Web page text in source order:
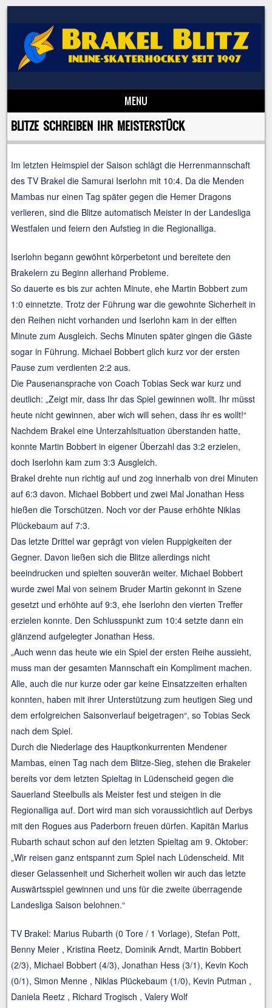
MENU
Skip to content
BLITZE SCHREIBEN IHR MEISTERSTÜCK
Im letzten Heimspiel der Saison schlägt die Herrenmannschaft
des TV Brakel die Samurai Iserlohn mit 10:4. Da die Menden
Mambas nur einen Tag später gegen die Hemer Dragons
verlieren, sind die Blitze automatisch Meister in der Landesliga
Westfalen und feiern den Aufstieg in die Regionalliga.
Iserlohn begann gewöhnt körperbetont und bereitete den
Brakelern zu Beginn allerhand Probleme.
So dauerte es bis zur achten Minute, ehe Martin Bobbert zum
1:0 einnetzte. Trotz der Führung war die gewohnte Sicherheit in
den Reihen nicht vorhanden und Iserlohn kam in der elften
Minute zum Ausgleich. Sechs Minuten später gingen die Gäste
sogar in Führung. Michael Bobbert glich kurz vor der ersten
Pause zum verdienten 2:2 aus.
Die Pausenansprache von Coach Tobias Seck war kurz und
deutlich: „Zeigt mir, dass Ihr das Spiel gewinnen wollt. Ihr müsst
heute nicht gewinnen, aber wich will sehen, dass ihr es wollt!“
Nachdem Brakel eine Unterzahlsituation überstanden hatte,
konnte Martin Bobbert in eigener Überzahl das 3:2 erzielen,
doch Iserlohn kam zum 3:3 Ausgleich.
Brakel drehte nun richtig auf und zog innerhalb von drei Minuten
auf 6:3 davon. Michael Bobbert und zwei Mal Jonathan Hess
hießen die Torschützen. Noch vor der Pause erhöhte Niklas
Plückebaum auf 7:3.
Das letzte Drittel war geprägt von vielen Ruppigkeiten der
Gegner. Davon ließen sich die Blitze allerdings nicht
beeindrucken und spielten souverän weiter. Michael Bobbert
wurde zwei Mal von seinem Bruder Martin gekonnt in Szene
gesetzt und erhöhte auf 9:3, ehe Iserlohn den vierten Treffer
erzielen konnte. Den Schlusspunkt zum 10:4 setzte dann ein
glänzend aufgelegter Jonathan Hess.
„Auch wenn das heute wie ein Spiel der ersten Reihe aussieht,
muss man der gesamten Mannschaft ein Kompliment machen.
Alle, auch die nur kurze oder gar keine Einsatzzeiten erhalten
konnten, haben mit ihrer Unterstützung zum heutigen Sieg und
dem erfolgreichen Saisonverlauf beigetragen“, so Tobias Seck
nach dem Spiel.
Durch die Niederlage des Hauptkonkurrenten Mendener
Mambas, einen Tag nach dem Blitze-Sieg, stehen die Brakeler
bereits vor dem letzten Spieltag in Lüdenscheid gegen die
Sauerland Steelbulls als Meister fest und steigen in die
Regionalliga auf. Dort wird man sich voraussichtlich auf Derbys
mit den Rogues aus Paderborn freuen dürfen. Kapitän Marius
Rubarth schaut schon auf den letzten Spieltag am 9. Oktober:
„Wir reisen ganz entspannt zum Spiel nach Lüdenscheid. Mit
dieser Gelassenheit und Sicherheit wollen wir auch das letzte
Auswärtsspiel gewinnen und uns für die zweite überragende
Landesliga Saison belohnen.“
TV Brakel: Marius Rubarth (0 Tore / 1 Vorlage), Stefan Pott,
Benny Meier , Kristina Reetz, Dominik Arndt, Martin Bobbert
(2/3), Michael Bobbert (4/3), Jonathan Hess (3/1), Kevin Koch
(0/1), Simon Menne , Niklas Plückebaum (1/0), Kevin Putman ,
Daniela Reetz , Richard Trogisch , Valery Wolf